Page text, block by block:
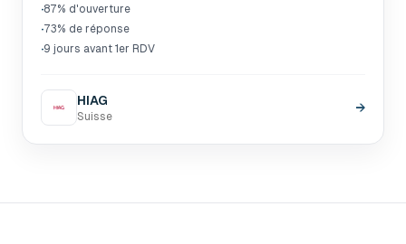
·87% d'ouverture
·73% de réponse
·9 jours avant 1er RDV
HIAG
Suisse
→